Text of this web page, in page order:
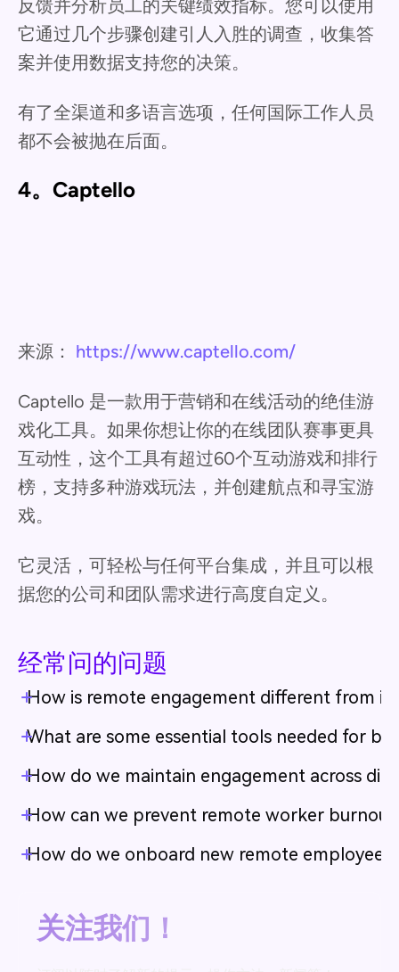
反馈并分析员工的关键绩效指标。您可以使用
它通过几个步骤创建引人入胜的调查，收集答
案并使用数据支持您的决策。
有了全渠道和多语言选项，任何国际工作人员
都不会被抛在后面。
4。Captello
来源： https://www.captello.com/
Captello 是一款用于营销和在线活动的绝佳游
戏化工具。如果你想让你的在线团队赛事更具
互动性，这个工具有超过60个互动游戏和排行
榜，支持多种游戏玩法，并创建航点和寻宝游
戏。
它灵活，可轻松与任何平台集成，并且可以根
据您的公司和团队需求进行高度自定义。
经常问的问题
How is remote engagement different from
What are some essential tools needed for
How do we maintain engagement across
How can we prevent remote worker
How do we onboard new remote employees
关注我们！